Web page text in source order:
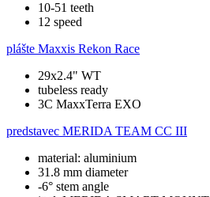
10-51 teeth
12 speed
plášte Maxxis Rekon Race
29x2.4" WT
tubeless ready
3C MaxxTerra EXO
predstavec MERIDA TEAM CC III
material: aluminium
31.8 mm diameter
-6° stem angle